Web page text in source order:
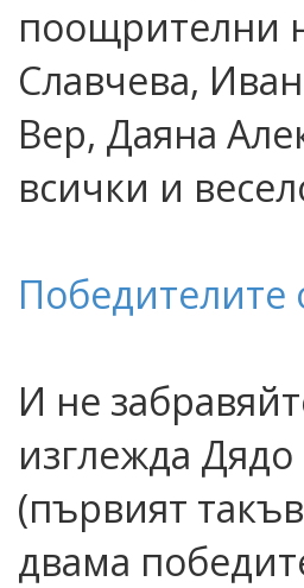
поощрителни
Славчева,
Вер, Даяна
всички и
Победителите
И не
изглежда
(първият
двама